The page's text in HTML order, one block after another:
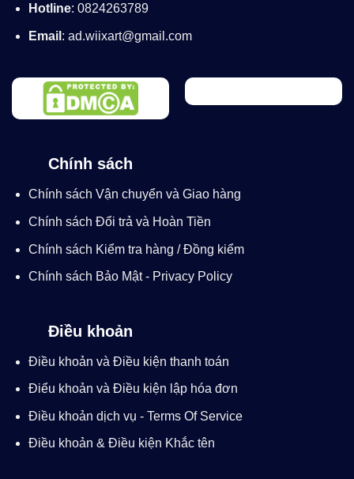
Hotline: 0824263789
Email : ad.wiixart@gmail.com
Chính sách
Chính sách Vận chuyển và Giao hàng
Chính sách Đổi trả và Hoàn Tiền
Chính sách Kiểm tra hàng / Đồng kiểm
Chính sách Bảo Mật - Privacy Policy
Điều khoản
Điều khoản và Điều kiện thanh toán
Điểu khoản và Điều kiện lập hóa đơn
Điều khoản dịch vụ - Terms Of Service
Điều khoản & Điều kiện Khắc tên